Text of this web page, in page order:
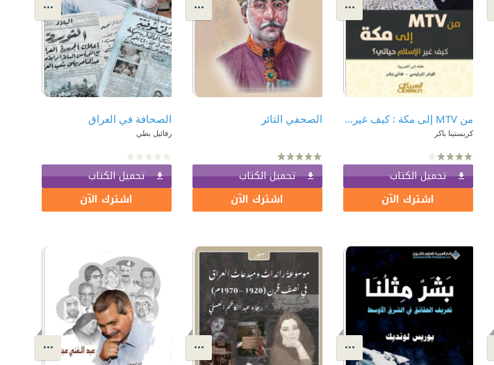
من MTV إلى مكة : كيف غير الإسلام حياتي؟
كريستينا باكر
تحميل الكتاب
اشترك الآن
الصحفي الثائر
تحميل الكتاب
اشترك الآن
الصحافة في العراق
رفائيل بطي
تحميل الكتاب
اشترك الآن